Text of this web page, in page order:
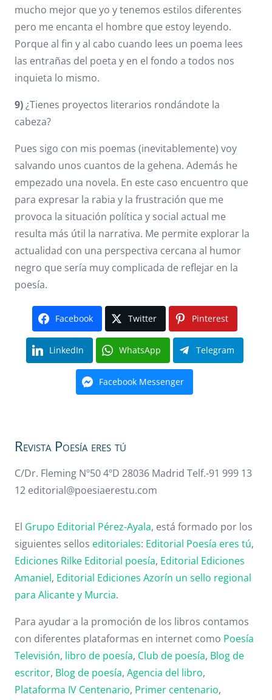
mucho mejor que yo y tenemos estilos diferentes
pero me encanta el hombre que estoy leyendo.
Porque al fin y al cabo cuando lees un poema lees
las entrañas del poeta y en el fondo a todos nos
inquieta lo mismo.
9)¿Tienes proyectos literarios rondándote la
cabeza?
Pues sigo con mis poemas (inevitablemente) voy
salvando unos cuantos de la gehena. Además he
empezado una novela. En este caso encuentro que
para expresar la rabia y la frustración que me
provoca la situación política y social actual me
resulta más útil la narrativa. Me permite explorar la
actualidad con una perspectiva cercana al humor
negro que sería muy complicada de reflejar en la
poesía.
Facebook Twitter Pinterest
LinkedIn WhatsApp Telegram
Facebook Messenger
Revista Poesía eres tú
C/Dr. Fleming Nº50 4ºD 28036 Madrid Telf.-91 999 13
12 editorial@poesiaerestu.com
El Grupo Editorial Pérez-Ayala, está formado por los
siguientes sellos editoriales: Editorial Poesía eres tú,
Ediciones Rilke Editorial poesía, Editorial Ediciones
Amaniel, Editorial Ediciones Azorín un sello regional
para Alicante y Murcia.
Para ayudar a la promoción de los libros contamos
con diferentes plataformas en internet como Poesía
Televisión, libro de poesía, Club de poesía, Blog de
escritor, Blog de poesía, Agencia del libro,
Plataforma IV Centenario, Primer centenario,